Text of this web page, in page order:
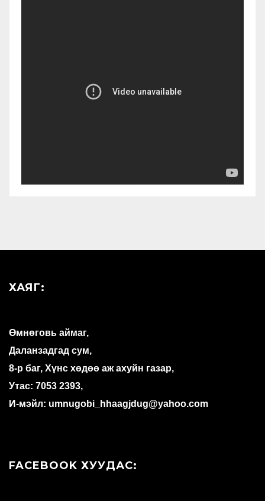
ХАЯГ:
Өмнөговь аймаг,
Даланзадгад сум,
8-р баг, Хүнс хөдөө аж ахуйн газар,
Утас: 7053 2393,
И-мэйл: umnugobi_hhaagjdug@yahoo.com
FACEBOOK ХУУДАС: